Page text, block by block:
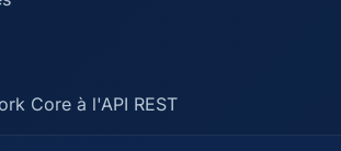
Core à l'API REST